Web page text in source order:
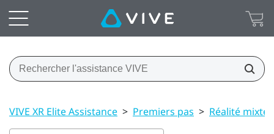
VIVE XR Elite Assistance > Premiers pas > Réalité mixte